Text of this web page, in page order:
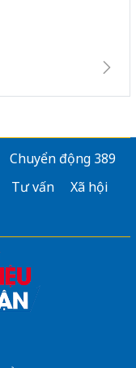
Chuyển động 389
Tư vấn
Xã hội